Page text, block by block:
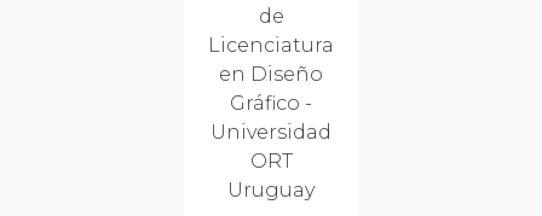
de
Licenciatura
en Diseño
Gráfico -
Universidad
ORT
Uruguay